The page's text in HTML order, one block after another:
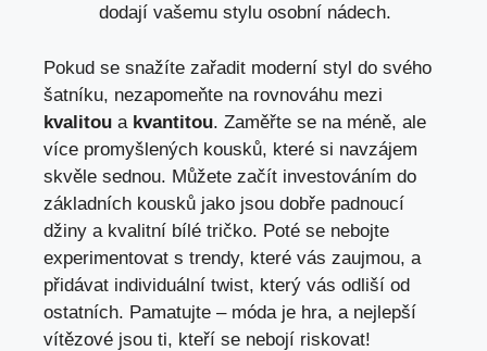
dodají vašemu stylu osobní nádech.
Pokud se snažíte zařadit moderní styl do svého
šatníku, nezapomeňte na rovnováhu mezi
kvalitou a kvantitou. Zaměřte se na méně, ale
více promyšlených kousků, které si navzájem
skvěle sednou. Můžete začít investováním do
základních kousků jako jsou dobře padnoucí
džiny a kvalitní bílé tričko. Poté se nebojte
experimentovat s trendy, které vás zaujmou, a
přidávat individuální twist, který vás odliší od
ostatních. Pamatujte – móda je hra, a nejlepší
vítězové jsou ti, kteří se nebojí riskovat!